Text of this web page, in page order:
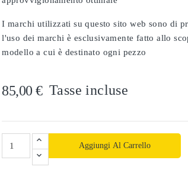
I marchi utilizzati su questo sito web sono di
l'uso dei marchi è esclusivamente fatto allo
modello a cui è destinato ogni pezzo
85,00 € Tasse incluse
Aggiungi Al Carrello